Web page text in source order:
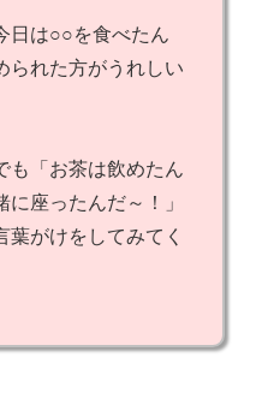
日は○○を食べたん
られた方がうれしい
も「お茶は飲めたん
座ったんだ～！」
葉がけをしてみてく